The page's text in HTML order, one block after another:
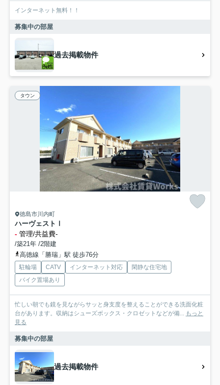
インターネット無料！！
募集中の部屋
過去掲載物件
タウン
徳島市川内町
ハーヴェストⅠ
- 管理/共益費-
/築21年 /2階建
高徳線「勝瑞」駅 徒歩76分
駐輪場 CATV インターネット対応
閑静な住宅地
バイク置場あり
忙しい朝でも鏡を見ながらサッと身支度を整えることができる洗面化粧
台があります。収納はシューズボックス・クロゼットなどが備... もっと
見る
募集中の部屋
過去掲載物件